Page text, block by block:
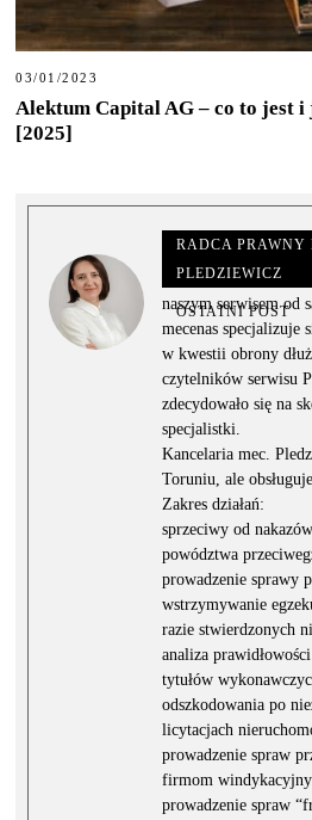
03/01/2023
Alektum Capital AG – co to jest
[2025]
RADCA
PLEDZIEWICZ
OSTATNI POST
Radca prawny
naszym serwisem od
mecenas specjalizuje
w kwestii obrony
czytelników serwisu
zdecydowało się na
specjalistki.
Kancelaria mec.
Toruniu, ale
Zakres działań:
sprzeciwy od
powództwa
prowadzenie sprawy
wstrzymywanie
razie stwierdzonych
analiza
tytułów
odszkodowania po
licytacjach
prowadzenie spraw
firmom
prowadzenie spraw